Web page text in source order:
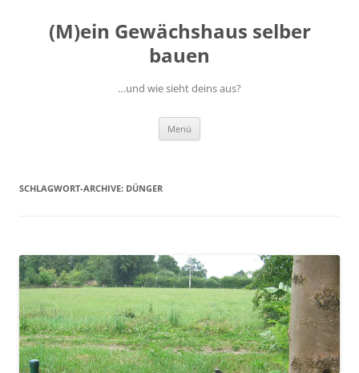
(M)ein Gewächshaus selber
bauen
…und wie sieht deins aus?
Menü
SCHLAGWORT-ARCHIVE: DÜNGER